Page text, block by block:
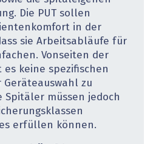
Die PUT sollen
in der
sie Arbeitsabläufe für
Vonseiten der
es keine spezifischen
zu
Spitäler müssen jedoch
erfüllen können.